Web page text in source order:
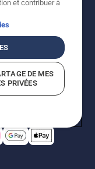
Photos non
sont des prix de
cookies
présumées
et contribuer à
DE MES
PRIVÉES